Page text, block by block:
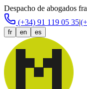
Despacho de abogados
(+34) 91 119 05 35|
fr en es